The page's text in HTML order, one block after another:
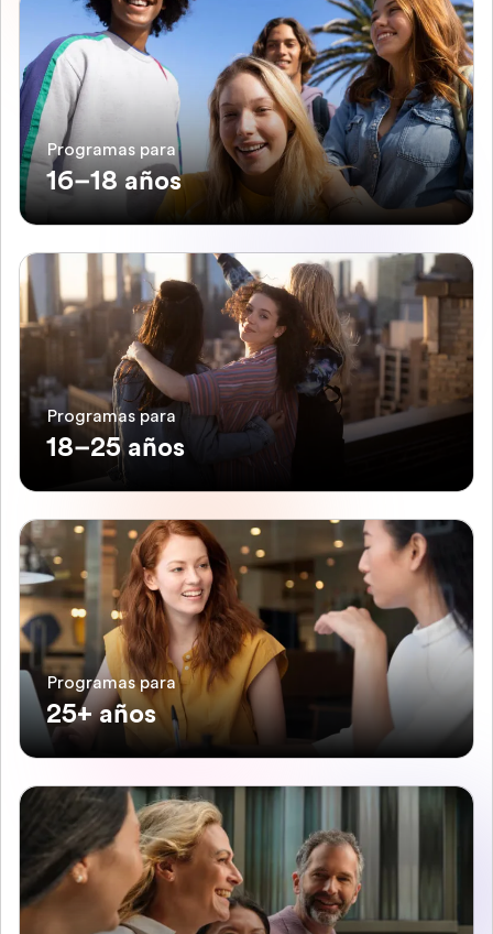
Programas para
16–18 años
Programas para
18–25 años
Programas para
25+ años